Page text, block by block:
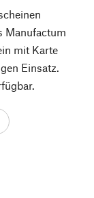
Manufactum
mit Karte
Einsatz.